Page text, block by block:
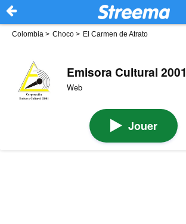
Colombia > Choco > El Carmen de Atrato
Emisora Cultural 2001
Web
Jouer